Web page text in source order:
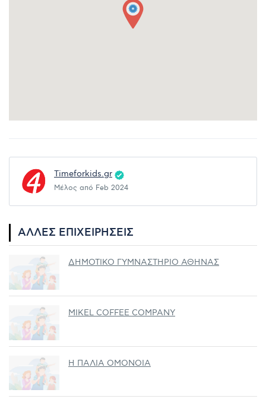
Timeforkids.gr
Μέλος από Feb 2024
ΆΛΛΕΣ ΕΠΙΧΕΙΡΉΣΕΙΣ
ΔΗΜΟΤΙΚΟ ΓΥΜΝΑΣΤΗΡΙΟ ΑΘΗΝΑΣ
MIKEL COFFEE COMPANY
Η ΠΑΛΙΑ ΟΜΟΝΟΙΑ